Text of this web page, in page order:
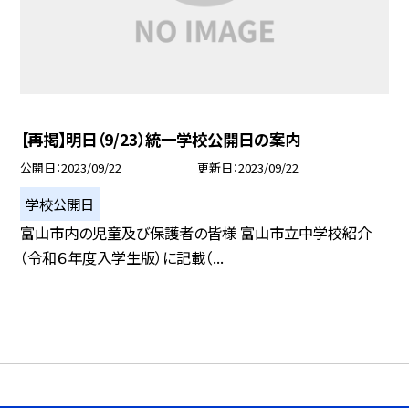
【再掲】明日（9/23）統一学校公開日の案内
公開日 2023/09/22 更新日 2023/09/22
学校公開日
富山市内の児童及び保護者の皆様 富山市立中学校紹介
（令和６年度入学生版）に記載（...